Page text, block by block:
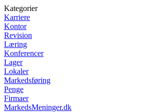
Kategorier
Karriere
Kontor
Revision
Læring
Konferencer
Lager
Lokaler
Markedsføring
Penge
Firmaer
MarkedsMeninger.dk